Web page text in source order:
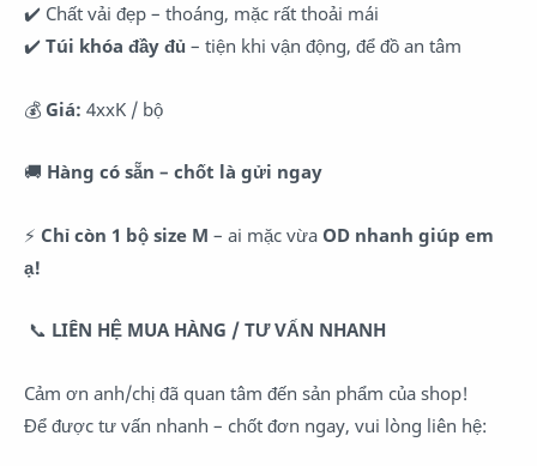
✔️ Chất vải đẹp – thoáng, mặc rất thoải mái
✔️ Túi khóa đầy đủ – tiện khi vận động, để đồ an tâm
💰 Giá: 4xxK / bộ
🚚 Hàng có sẵn – chốt là gửi ngay
⚡ Chỉ còn 1 bộ size M – ai mặc vừa OD nhanh giúp em
ạ!
📞 LIÊN HỆ MUA HÀNG / TƯ VẤN NHANH
Cảm ơn anh/chị đã quan tâm đến sản phẩm của shop!
Để được tư vấn nhanh – chốt đơn ngay, vui lòng liên hệ: